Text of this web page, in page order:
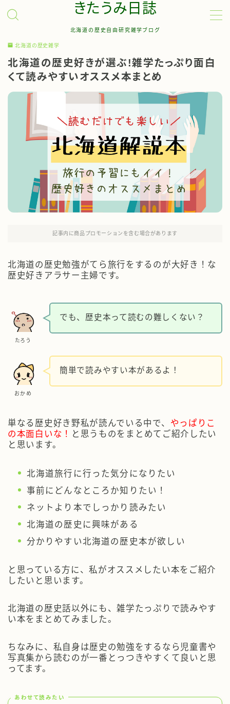
きたうみ日誌
北海道の歴史自由研究雑学ブログ
お問い合わせ
管理人について
サイトマップ
北海道の歴史雑学
北海道の歴史好きが選ぶ!雑学たっぷり面白
くて読みやすいオススメ本まとめ
記事内に商品プロモーションを含む場合があります
北海道の歴史勉強がてら旅行をするのが大好き！な
歴史好きアラサー主婦です。
たろう
でも、歴史本って読むの難しくない？
おかめ
簡単で読みやすい本があるよ！
単なる歴史好き野私が読んでいる中で、 やっぱりこ
の本面白いな！
と思うものをまとめてご紹介したい
と思います。
北海道旅行に行った気分になりたい
事前にどんなところか知りたい！
ネットより本でしっかり読みたい
北海道の歴史に興味がある
分かりやすい北海道の歴史本が欲しい
と思っている方に、私がオススメしたい本をご紹介
したいと思います。
北海道の歴史話以外にも、雑学たっぷりで読みやす
い本をまとめてみました。
ちなみに、私自身は歴史の勉強をするなら児童書や
写真集から読むのが一番とっつきやすくて良いと思
ってます。
あわせて読みたい